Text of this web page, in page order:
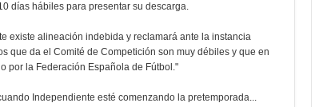
días hábiles para presentar su descarga.
existe alineación indebida y reclamará ante la instancia
que da el Comité de Competición son muy débiles y que en
por la Federación Española de Fútbol."
Independiente esté comenzando la pretemporada...